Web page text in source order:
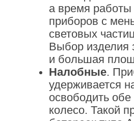
а время работы
приборов с
световых
Выбор изделия
и большая
Налобные.
удерживается
освободить
колесо. Такой